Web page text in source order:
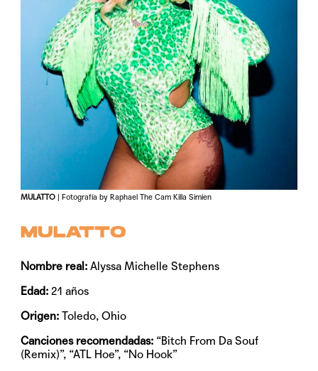
MULATTO | Fotografía by Raphael The Cam Killa Simien
MULATTO
Nombre real:Alyssa Michelle Stephens
Edad: 21 años
Origen:Toledo, Ohio
Canciones recomendadas: “Bitch From Da Souf
(Remix)”, “ATL Hoe”, “No Hook”